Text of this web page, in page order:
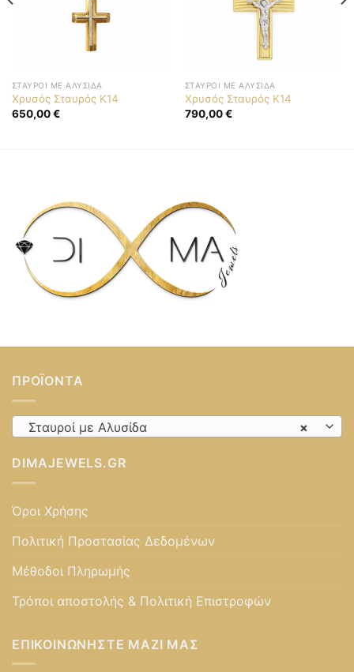
ΣΤΑΥΡΟΊ ΜΕ ΑΛΥΣΊΔΑ
Χρυσός Σταυρός K14
650,00€
ΣΤΑΥΡΟΊ ΜΕ ΑΛΥΣΊΔΑ
Χρυσός Σταυρός K14
790,00€
ΠΡΟΪΌΝΤΑ
×
Σταυροί με Αλυσίδα
DIMAJEWELS.GR
Όροι Χρήσης
Πολιτική Προστασίας Δεδομένων
Μέθοδοι Πληρωμής
Τρόποι αποστολής & Πολιτική Επιστροφών
ΕΠΙΚΟΙΝΩΝΉΣΤΕ ΜΑΖΊ ΜΑΣ